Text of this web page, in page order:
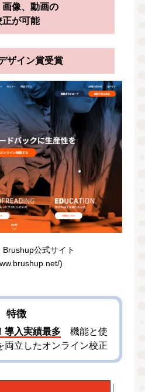
画像、動画の
正が可能
ザイン賞受賞
Brushup公式サイト
)
特徴
導入実績最多機能と使
両立したオンライン校正